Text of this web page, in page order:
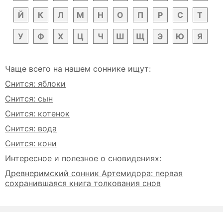
Й К Л М Н О П Р С Т
У Ф Х Ц Ч Ш Щ Э Ю Я
Чаще всего на нашем соннике ищут:
Снится: яблоки
Снится: сын
Снится: котенок
Снится: вода
Снится: кони
Интересное и полезное о сновидениях:
Древнеримский сонник Артемидора: первая
сохранившаяся книга толкования снов